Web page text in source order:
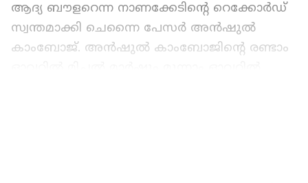
ആദ്യ ബൗളറെന്ന നാണക്കേടിന്‍റെ റെക്കോര്‍ഡ്
സ്വന്തമാക്കി ചെന്നൈ പേസര്‍ അന്‍ഷുല്‍
കാംബോജ്. അന്‍ഷുല്‍ കാംബോജിന്‍റെ രണ്ടാം